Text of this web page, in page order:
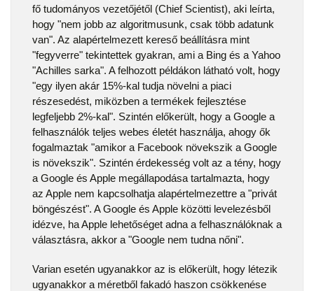
fő tudományos vezetőjétől (Chief Scientist), aki leírta,
hogy "nem jobb az algoritmusunk, csak több adatunk
van". Az alapértelmezett kereső beállításra mint
"fegyverre" tekintettek gyakran, ami a Bing és a Yahoo
"Achilles sarka". A felhozott példákon látható volt, hogy
"egy ilyen akár 15%-kal tudja növelni a piaci
részesedést, miközben a termékek fejlesztése
legfeljebb 2%-kal". Szintén előkerült, hogy a Google a
felhasználók teljes webes életét használja, ahogy ők
fogalmaztak "amikor a Facebook növekszik a Google
is növekszik". Szintén érdekesség volt az a tény, hogy
a Google és Apple megállapodása tartalmazta, hogy
az Apple nem kapcsolhatja alapértelmezettre a "privát
böngészést". A Google és Apple közötti levelezésből
idézve, ha Apple lehetőséget adna a felhasználóknak a
választásra, akkor a "Google nem tudna nőni".
Varian esetén ugyanakkor az is előkerült, hogy létezik
ugyanakkor a méretből fakadó haszon csökkenése